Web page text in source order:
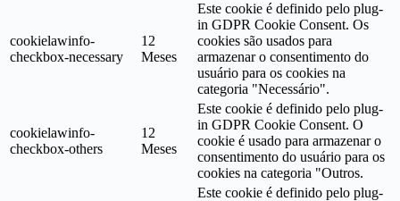
cookielawinfo-
checkbox-necessary
12
Meses
Este cookie é definido pelo plug-
in GDPR Cookie Consent. Os
cookies são usados para
armazenar o consentimento do
usuário para os cookies na
categoria "Necessário".
cookielawinfo-
checkbox-others
12
Meses
Este cookie é definido pelo plug-
in GDPR Cookie Consent. O
cookie é usado para armazenar o
consentimento do usuário para os
cookies na categoria "Outros.
Este cookie é definido pelo plug-